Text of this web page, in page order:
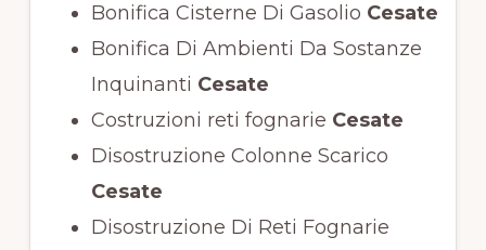
Bonifica Cisterne Di Gasolio Cesate
Bonifica Di Ambienti Da Sostanze
Inquinanti Cesate
Costruzioni reti fognarie Cesate
Disostruzione Colonne Scarico
Cesate
Disostruzione Di Reti Fognarie